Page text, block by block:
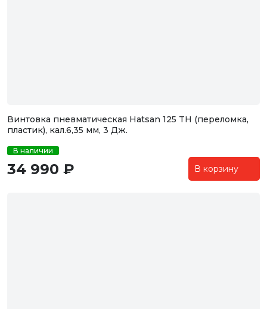
Винтовка пневматическая Hatsan 125 TH (переломка,
пластик), кал.6,35 мм, 3 Дж.
В наличии
34 990 ₽ В корзину